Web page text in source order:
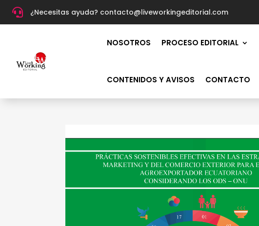
 ¿Necesitas ayuda? contacto@liveworkingeditorial.com
NOSOTROS PROCESO EDITORIAL
CONTENIDOS Y AVISOS CONTACTO